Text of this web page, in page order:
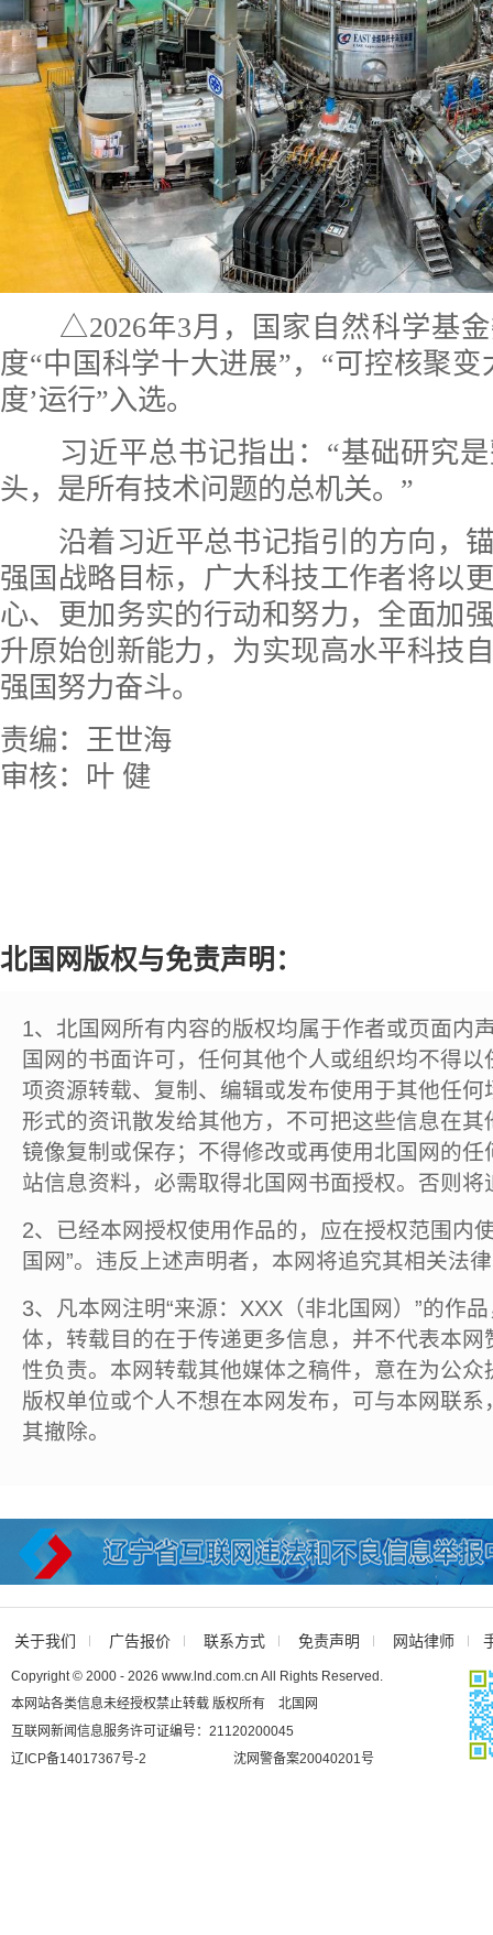
△2026年3月，国家自然科学基金
度“中国科学十大进展”，“可控核聚变
度’运行”入选。
习近平总书记指出：“基础研究是
头，是所有技术问题的总机关。”
沿着习近平总书记指引的方向，锚
强国战略目标，广大科技工作者将以
心、更加务实的行动和努力，全面加
升原始创新能力，为实现高水平科技
强国努力奋斗。
责编：王世海
审核：叶 健
北国网版权与免责声明：
1、北国网所有内容的版权均属于作者或页面内
国网的书面许可，任何其他个人或组织均不得
项资源转载、复制、编辑或发布使用于其他任
形式的资讯散发给其他方，不可把这些信息在
镜像复制或保存；不得修改或再使用北国网的
站信息资料，必需取得北国网书面授权。否则将
2、已经本网授权使用作品的，应在授权范围内
国网”。违反上述声明者，本网将追究其相关法
3、凡本网注明“来源：XXX（非北国网）”的作
体，转载目的在于传递更多信息，并不代表本
性负责。本网转载其他媒体之稿件，意在为公
版权单位或个人不想在本网发布，可与本网联
其撤除。
关于我们 广告报价 联系方式 免责声明 网站律师
Copyright © 2000 - 2026 www.lnd.com.cn All Rights Reserved.
本网站各类信息未经授权禁止转载 版权所有 北国网
互联网新闻信息服务许可证编号：21120200045
辽ICP备14017367号-2
沈网警备案20040201号